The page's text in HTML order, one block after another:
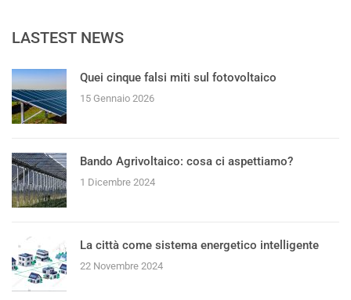
LASTEST NEWS
Quei cinque falsi miti sul fotovoltaico
15 Gennaio 2026
Bando Agrivoltaico: cosa ci aspettiamo?
1 Dicembre 2024
La città come sistema energetico intelligente
22 Novembre 2024